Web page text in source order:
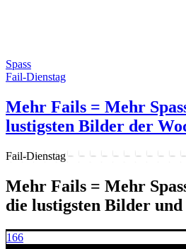
Spass
Fail-Dienstag
Mehr Fails = Mehr
lustigsten Bilder der
Fail-Dienstag
Mehr Fails = Mehr
die lustigsten Bilder
166